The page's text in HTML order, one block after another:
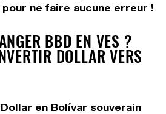
ne faire aucune erreur !
BBD EN VES ?
DOLLAR VERS
en Bolívar souverain